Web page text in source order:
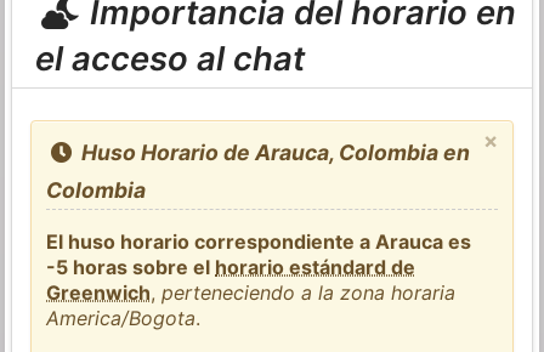
Importancia del horario en
el acceso al chat
×
Huso Horario de Arauca, Colombia en
Colombia
El huso horario correspondiente a Arauca es
-5 horas sobre el horario estándard de
Greenwich,perteneciendo a la zona horaria
America/Bogota.